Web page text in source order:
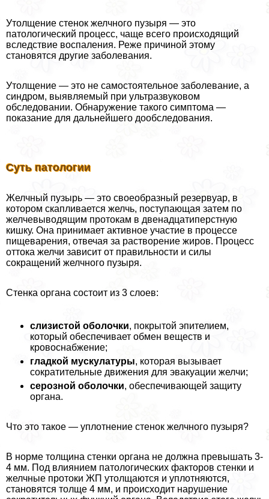
Утолщение стенок желчного пузыря — это
патологический процесс, чаще всего происходящий
вследствие воспаления. Реже причиной этому
становятся другие заболевания.
Утолщение — это не самостоятельное заболевание, а
синдром, выявляемый при ультразвуковом
обследовании. Обнаружение такого симптома —
показание для дальнейшего дообследования.
Суть патологии
Желчный пузырь — это своеобразный резервуар, в
котором скапливается желчь, поступающая затем по
желчевыводящим протокам в двенадцатиперстную
кишку. Она принимает активное участие в процессе
пищеварения, отвечая за растворение жиров. Процесс
оттока желчи зависит от правильности и силы
сокращений желчного пузыря.
Стенка органа состоит из 3 слоев:
слизистой оболочки, покрытой эпителием,
который обеспечивает обмен веществ и
кровоснабжение;
гладкой мускулатуры, которая вызывает
сократительные движения для эвакуации желчи;
серозной оболочки, обеспечивающей защиту
органа.
Что это такое — уплотнение стенок желчного пузыря?
В норме толщина стенки органа не должна превышать 3-
4 мм. Под влиянием патологических факторов стенки и
желчные протоки ЖП утолщаются и уплотняются,
становятся толще 4 мм, и происходит нарушение